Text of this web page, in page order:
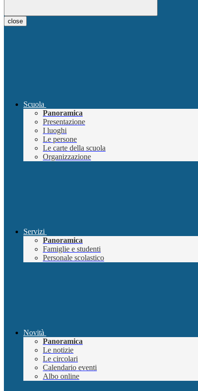
close
Scuola
Panoramica
Presentazione
I luoghi
Le persone
Le carte della scuola
Organizzazione
Servizi
Panoramica
Famiglie e studenti
Personale scolastico
Novità
Panoramica
Le notizie
Le circolari
Calendario eventi
Albo online